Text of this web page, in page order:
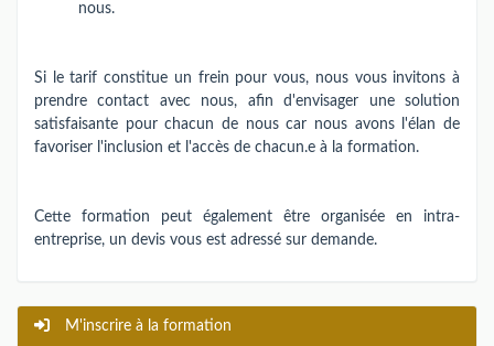
nous.
Si le tarif constitue un frein pour vous, nous vous invitons à
prendre contact avec nous, afin d'envisager une solution
satisfaisante pour chacun de nous car nous avons l'élan de
favoriser l'inclusion et l'accès de chacun.e à la formation.
Cette formation peut également être organisée en intra-
entreprise, un devis vous est adressé sur demande.
M'inscrire à la formation